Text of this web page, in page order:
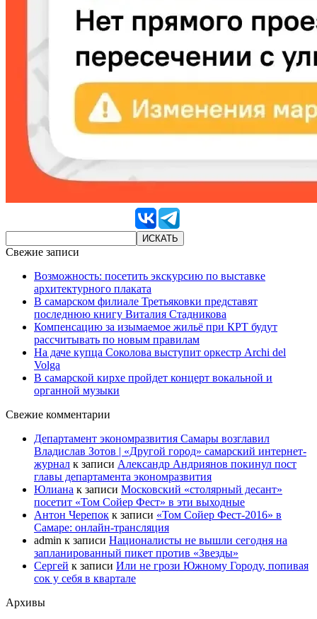
Свежие записи
Возможность: посетить экскурсию по выставке
архитектурного плаката
В самарском филиале Третьяковки представят
последнюю книгу Виталия Стадникова
Компенсацию за изымаемое жильё при КРТ будут
рассчитывать по новым правилам
На даче купца Соколова выступит оркестр Archi del
Volga
В самарской кирхе пройдет концерт вокальной и
органной музыки
Свежие комментарии
Департамент экономразвития Самары возглавил
Владислав Зотов | «Другой город» самарский интернет-
журнал к записи Александр Андриянов покинул пост
главы департамента экономразвития
Юлиана к записи Московский «столярный десант»
посетит «Том Сойер Фест» в эти выходные
Антон Черепок к записи «Том Сойер Фест-2016» в
Самаре: онлайн-трансляция
admin к записи Националисты не вышли сегодня на
запланированный пикет против «Звезды»
Сергей к записи Или не грози Южному Городу, попивая
сок у себя в квартале
Архивы